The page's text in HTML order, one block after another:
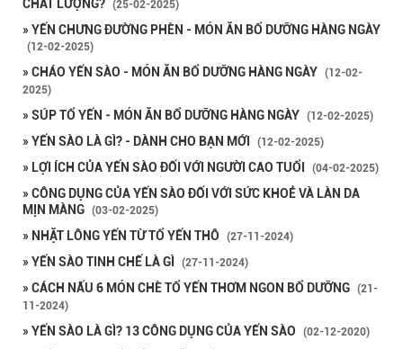
CHẤT LƯỢNG? (25-02-2025)
» YẾN CHƯNG ĐƯỜNG PHÈN - MÓN ĂN BỔ DƯỠNG HÀNG NGÀY
(12-02-2025)
» CHÁO YẾN SÀO - MÓN ĂN BỔ DƯỠNG HÀNG NGÀY (12-02-
2025)
» SÚP TỔ YẾN - MÓN ĂN BỔ DƯỠNG HÀNG NGÀY (12-02-2025)
» YẾN SÀO LÀ GÌ? - DÀNH CHO BẠN MỚI (12-02-2025)
» LỢI ÍCH CỦA YẾN SÀO ĐỐI VỚI NGƯỜI CAO TUỔI (04-02-2025)
» CÔNG DỤNG CỦA YẾN SÀO ĐỐI VỚI SỨC KHOẺ VÀ LÀN DA
MỊN MÀNG (03-02-2025)
» NHẶT LÔNG YẾN TỪ TỔ YẾN THÔ (27-11-2024)
» YẾN SÀO TINH CHẾ LÀ GÌ (27-11-2024)
» CÁCH NẤU 6 MÓN CHÈ TỔ YẾN THƠM NGON BỔ DƯỠNG (21-
11-2024)
» YẾN SÀO LÀ GÌ? 13 CÔNG DỤNG CỦA YẾN SÀO (02-12-2020)